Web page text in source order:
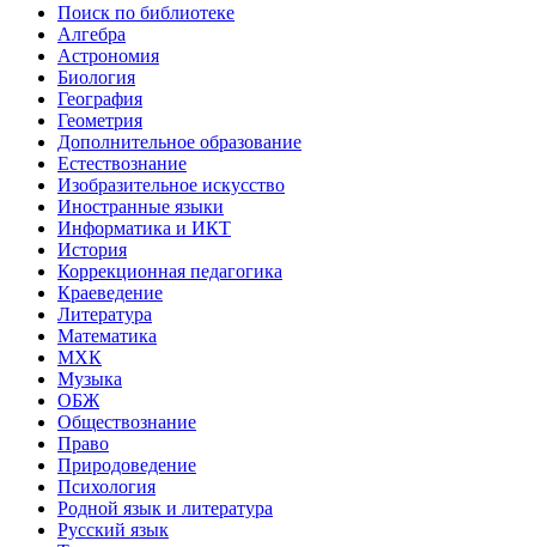
Поиск по библиотеке
Алгебра
Астрономия
Биология
География
Геометрия
Дополнительное образование
Естествознание
Изобразительное искусство
Иностранные языки
Информатика и ИКТ
История
Коррекционная педагогика
Краеведение
Литература
Математика
МХК
Музыка
ОБЖ
Обществознание
Право
Природоведение
Психология
Родной язык и литература
Русский язык